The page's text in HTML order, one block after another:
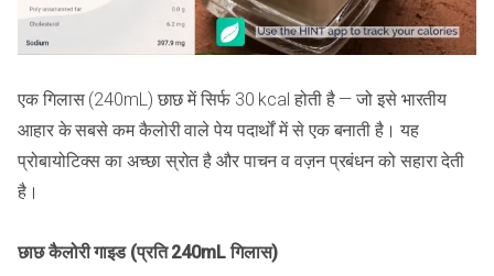
एक गिलास (240mL) छाछ में सिर्फ 30 kcal होती है — जो इसे भारतीय
आहार के सबसे कम कैलोरी वाले पेय पदार्थों में से एक बनाती है। यह
प्रोबायोटिक्स का अच्छा स्रोत है और पाचन व वज़न प्रबंधन को सहारा देती
है।
छाछ कैलोरी गाइड (प्रति 240mL गिलास)